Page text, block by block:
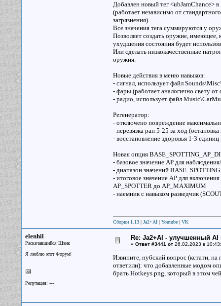
Добавлен новый тег <ubJamChance>
(работает независимо от
загрязнения).
Все значения тега суммируются у
Позволяет создать оружие, имеющее,
ухудшения состояния будет
Или сделать низкокачественные
оружия.
Новые действия в меню навыков:
- сигнал, использует файл
- фары (работает аналогично свету от
- радио, использует файл
Регенератор:
- отключено повреждение
- перевязка ран 5-25 за ход
- восстановление здоровья 1-3 единиц
Новая опция
- базовое значение AP для
- диапазон значений
- итоговое значение AP для
AP_SPOTTER до AP_MAXIMUM
- наемник с навыком разведчик
Сборки 1.13| Ja2+AI| Youtube| VK
elenhil
Раскачавшийся Шэнк
Я люблю этот Форум!
Репутация: ---
Re: Ja2+AI - улучшенный AI
« Ответ #3441 от26.02.2023 в
Извините, нубский вопрос (кстати,
ответили): что добавленные модом
брать Hotkeys.png, который в этом